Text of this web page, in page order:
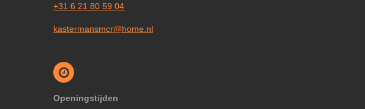
+31 6 21 80 59 04
kastermansmcr@home.nl
Openingstijden